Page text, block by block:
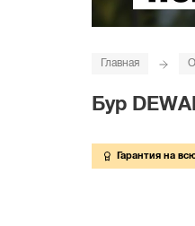
Главная
Бур
Гарантия на